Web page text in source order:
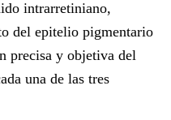
intrarretiniano,
del epitelio pigmentario
precisa y objetiva del
una de las tres